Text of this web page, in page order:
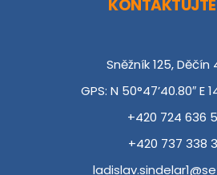
Sněžník 125, Děčín
GPS: N 50°47’40.80″ E
+420 724 636
+420 737 338